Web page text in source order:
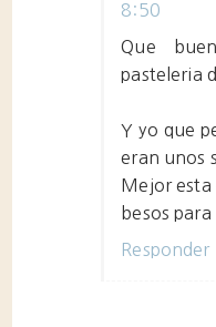
8:50
Que
pasteleria
Y yo que
eran unos
Mejor esta
besos
Responder